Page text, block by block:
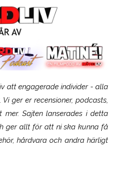
att engagerade individer - alla
ger er recensioner, podcasts,
mer. Sajten lanserades i detta
ger allt för att ni ska kunna få
hårdvara och andra härligt